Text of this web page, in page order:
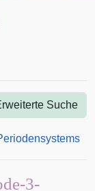
Suche
3-